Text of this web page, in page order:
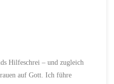
Hilfeschrei – und zugleich
auf Gott. Ich führe